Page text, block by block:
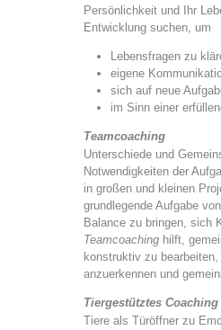
Persönlichkeit und Ihr
Entwicklung suchen, um
Lebensfragen zu
eigene
sich auf neue
im Sinn einer
Teamcoaching
Unterschiede und
Notwendigkeiten der
in großen und kleinen
grundlegende Aufgabe
Balance zu bringen, sich
Teamcoaching hilft,
konstruktiv zu
anzuerkennen und
Tiergestütztes Coaching
Tiere als Türöffner zu